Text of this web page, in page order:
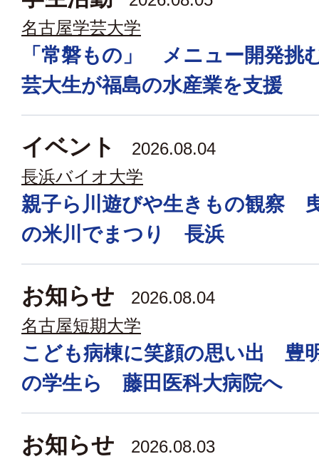
名古屋学芸大学
「常磐もの」 メニュー開発
芸大生が福島の水産業を支援
イベント
2026.08.04
長浜バイオ大学
親子ら川遊びや生きもの観察
の米川でまつり 長浜
お知らせ
2026.08.04
名古屋短期大学
こども病棟に笑顔の思い出 豊
の学生ら 藤田医科大病院へ
お知らせ
2026.08.03